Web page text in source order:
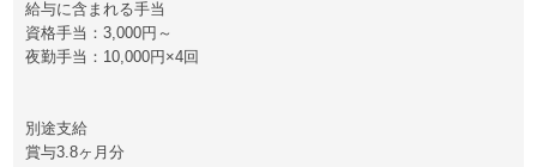
給与に含まれる手当
資格手当：3,000円～
夜勤手当：10,000円×4回
別途支給
賞与3.8ヶ月分